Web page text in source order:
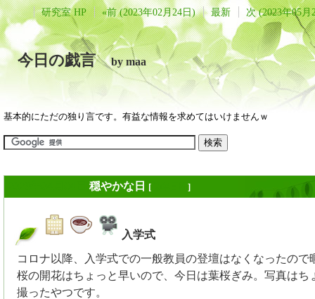
研究室 HP «前 (2023年02月24日) 最新 次 (2023年05月
今日の戯言by maa
基本的にただの独り言です。有益な情報を求めてはいけませんｗ
穏やかな日 [ ]
入学式
コロナ以降、入学式での一般教員の登壇はなくなったので
桜の開花はちょっと早いので、今日は葉桜ぎみ。写真はち
撮ったやつです。